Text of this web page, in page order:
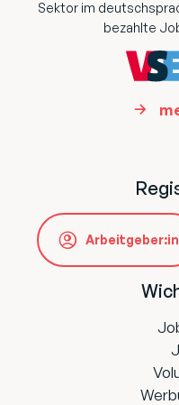
Sektor im
bezahlte
Arbeitgeber:in